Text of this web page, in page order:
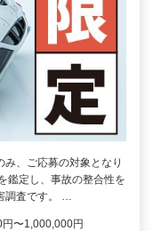
み、ご応募の対象となり
鑑定し、事故の整合性を
調査です。 …
〜1,000,000円